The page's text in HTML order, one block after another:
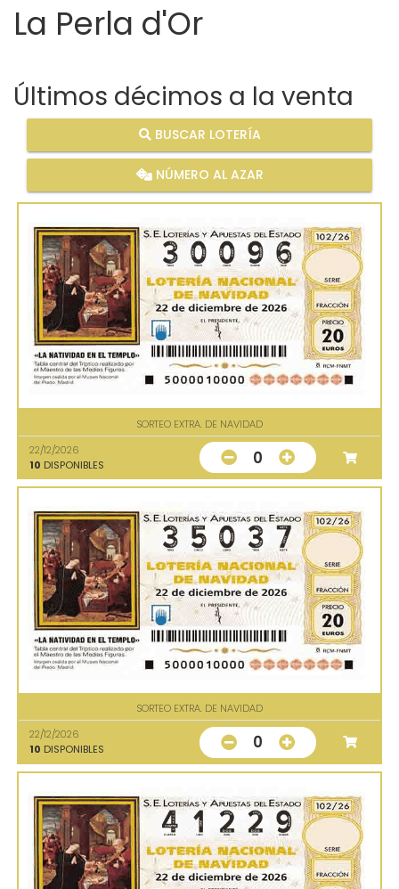
La Perla d'Or
Últimos décimos a la venta
BUSCAR LOTERÍA
NÚMERO AL AZAR
SORTEO EXTRA. DE NAVIDAD
22/12/2026
10 DISPONIBLES 0
SORTEO EXTRA. DE NAVIDAD
22/12/2026
10 DISPONIBLES 0